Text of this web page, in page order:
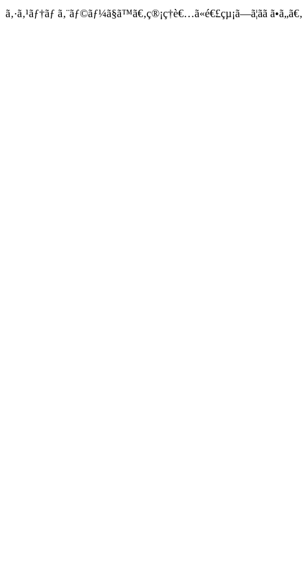
ã‚·ã‚¹ãƒ†ãƒ ã‚¨ãƒ©ãƒ¼ã§ã™ã€‚ç®¡ç†è€…ã«é€£çµ¡ã—ã¦ãã ã•ã„ã€‚